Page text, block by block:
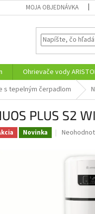
MOJA OBJEDNÁVKA
Ohrievače vody
s tepelným čerpadlom
PLUS S2
Novinka
Priemerné